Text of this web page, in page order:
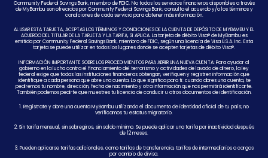
Community Federal Savings Bank, miembro de FDIC. No todos los servicios financieros disponibles a través
de MyBambu son ofrecidos por Community Federal Savings Bank; consulta el acuerdo y/o los términos y
condiciones de cada servicio para obtener más información.
AL USAR ESTA TARJETA, ACEPTAS LOS TÉRMINOS Y CONDICIONES DE LA CUENTA DE DEPÓSITO DE MYBAMBU Y EL
ACUERDO DEL TITULAR DE LA TARJETA Y LA TARIFA, SI APLICA. La tarjeta de débito Visa® de MyBambu es
emitida por Community Federal Savings Bank, miembro de FDIC, según una licencia de Visa U.S.A. Inc. Esta
tarjeta se puede utilizar en todos los lugares donde se acepten tarjetas de débito Visa®.
INFORMACIÓN IMPORTANTE SOBRE LOS PROCEDIMIENTOS PARA ABRIR UNA NUEVA CUENTA: Para ayudar al
gobierno en la lucha contra el financiamiento del terrorismo y actividades de lavado de dinero, la ley
federal exige que todas las instituciones financieras obtengan, verifiquen y registren información que
identifique a cada persona que abre una cuenta. Lo que significa para ti: cuando abres una cuenta, te
pediremos tu nombre, dirección, fecha de nacimiento y otra información que nos permitirá identificarte.
También podemos pedirte que muestres tu licencia de conducir u otros documentos de identificación.
1. Regístrate y abre una cuenta MyBambu utilizando el documento de identidad oficial de tu país; no
verificamos tu estatus migratorio.
2. Sin tarifa mensual, sin sobregiros, sin saldo mínimo. Se puede aplicar una tarifa por inactividad después
de 12 meses.
3. Pueden aplicarse tarifas adicionales, como tarifas de transferencia, tarifas de intermediarios o cargos
por cambio de divisa.